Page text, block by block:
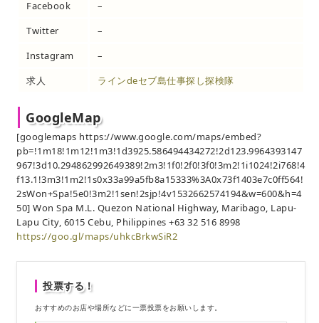
Facebook
–
Twitter
–
Instagram
–
求人
ラインdeセブ島仕事探し探検隊
GoogleMap
[googlemaps https://www.google.com/maps/embed?
pb=!1m18!1m12!1m3!1d3925.586494434272!2d123.9964393147
967!3d10.294862992649389!2m3!1f0!2f0!3f0!3m2!1i1024!2i768!4
f13.1!3m3!1m2!1s0x33a99a5fb8a15333%3A0x73f1403e7c0ff564!
2sWon+Spa!5e0!3m2!1sen!2sjp!4v1532662574194&w=600&h=4
50] Won Spa M.L. Quezon National Highway, Maribago, Lapu-
Lapu City, 6015 Cebu, Philippines +63 32 516 8998
https://goo.gl/maps/uhkcBrkwSiR2
投票する！
おすすめのお店や場所などに一票投票をお願いします。